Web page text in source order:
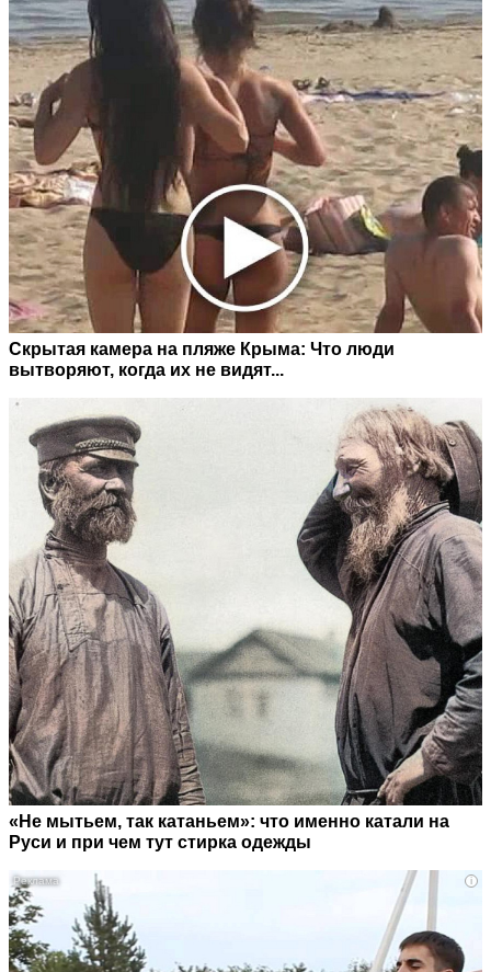
Скрытая камера на пляже Крыма: Что люди
вытворяют, когда их не видят...
«Не мытьем, так катаньем»: что именно катали на
Руси и при чем тут стирка одежды
i